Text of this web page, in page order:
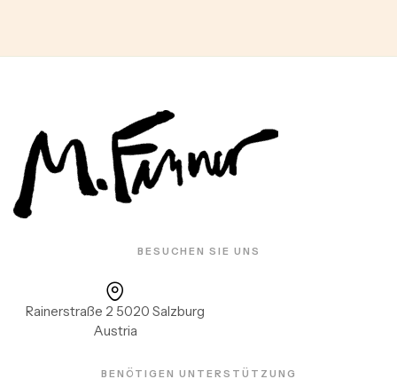
BESUCHEN SIE UNS
Rainerstraße 2 5020 Salzburg
Austria
BENÖTIGEN UNTERSTÜTZUNG